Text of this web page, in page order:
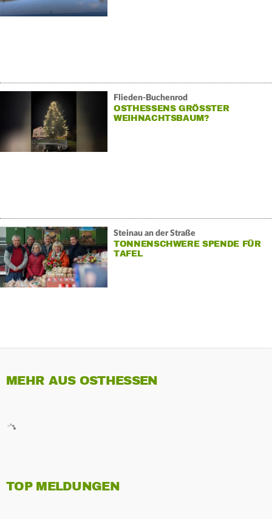
Flieden-Buchenrod
OSTHESSENS GRÖSSTER W
EIHNACHTSBAUM?
Steinau an der Straße
TONNENSCHWERE SPENDE FÜR
TAFEL
MEHR AUS OSTHESSEN
TOP MELDUNGEN